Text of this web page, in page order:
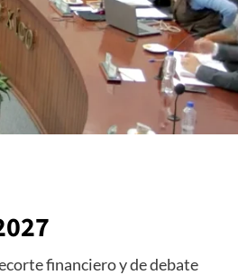
financiero y de debate